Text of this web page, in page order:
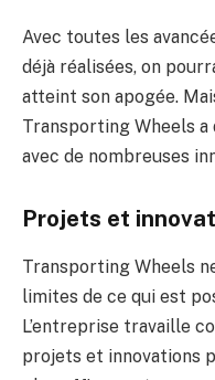
Avec toutes les
déjà réalisées, on
atteint son apogée.
Transporting Wheels a
avec de nombreuses
Projets et
Transporting Wheels
limites de ce qui est
L’entreprise travaille
projets et innovations